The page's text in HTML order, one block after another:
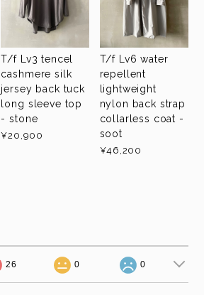
T/f Lv3 tencel
cashmere silk
jersey back tuck
long sleeve top
- stone
¥20,900
T/f Lv6 water
repellent
lightweight
nylon back strap
collarless coat -
soot
¥46,200
26 0 0